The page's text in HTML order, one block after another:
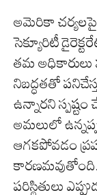
అమెరికా
సెక్యూరిటీ
తమ అధికారులు
నిబద్ధతతో
ఉన్నారని
అమలులో
ఆగకపోవడం
కారణమవుతోంది.
పరిస్థితులు